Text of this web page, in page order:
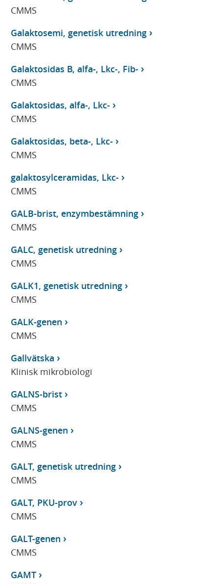
CMMS
Galaktosemi, genetisk utredning
CMMS
Galaktosidas B, alfa-, Lkc-, Fib-
CMMS
Galaktosidas, alfa-, Lkc-
CMMS
Galaktosidas, beta-, Lkc-
CMMS
galaktosylceramidas, Lkc-
CMMS
GALB-brist, enzymbestämning
CMMS
GALC, genetisk utredning
CMMS
GALK1, genetisk utredning
CMMS
GALK-genen
CMMS
Gallvätska
Klinisk mikrobiologi
GALNS-brist
CMMS
GALNS-genen
CMMS
GALT, genetisk utredning
CMMS
GALT, PKU-prov
CMMS
GALT-genen
CMMS
GAMT